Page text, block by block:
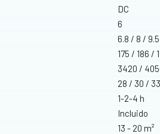
DC
6
6.8 / 8 /
175 / 186 /
3420 /
28 / 30 /
1-2-4 h
Incluido
13 - 20 m²